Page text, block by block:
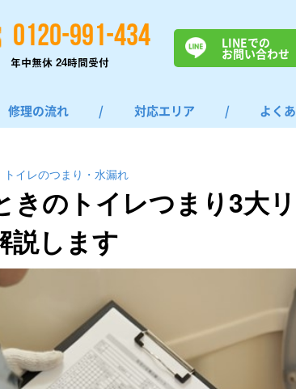
0120-991-434
年中無休 24時間受付
LINEでの
お問い合わせ
修理の流れ / 対応エリア / よく
トイレのつまり・⽔漏れ
きのトイレつまり3大
説します